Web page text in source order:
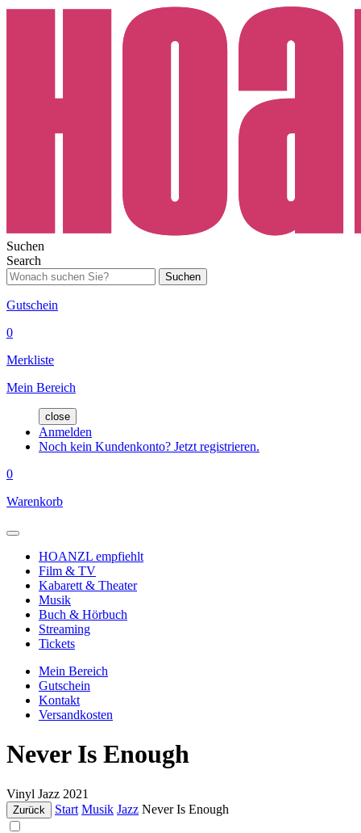
Suchen
Search
Suchen
Gutschein
0
Merkliste
Mein Bereich
close
Anmelden
Noch kein Kundenkonto? Jetzt registrieren.
0
Warenkorb
HOANZL empfiehlt
Film & TV
Kabarett & Theater
Musik
Buch & Hörbuch
Streaming
Tickets
Mein Bereich
Gutschein
Kontakt
Versandkosten
Never Is Enough
Vinyl Jazz 2021
Zurück Start Musik Jazz Never Is Enough